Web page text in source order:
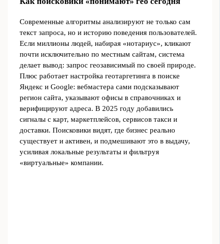
Современные алгоритмы анализируют не только сам
текст запроса, но и историю поведения пользователей.
Если миллионы людей, набирая «нотариус», кликают
почти исключительно по местным сайтам, система
делает вывод: запрос геозависимый по своей природе.
Плюс работает настройка геотаргетинга в поиске
Яндекс и Google: вебмастера сами подсказывают
регион сайта, указывают офисы в справочниках и
верифицируют адреса. В 2025 году добавились
сигналы с карт, маркетплейсов, сервисов такси и
доставки. Поисковики видят, где бизнес реально
существует и активен, и подмешивают это в выдачу,
усиливая локальные результаты и фильтруя
«виртуальные» компании.